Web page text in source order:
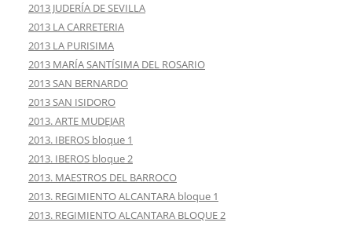
2013 JUDERÍA DE SEVILLA
2013 LA CARRETERIA
2013 LA PURISIMA
2013 MARÍA SANTÍSIMA DEL ROSARIO
2013 SAN BERNARDO
2013 SAN ISIDORO
2013. ARTE MUDEJAR
2013. IBEROS bloque 1
2013. IBEROS bloque 2
2013. MAESTROS DEL BARROCO
2013. REGIMIENTO ALCANTARA bloque 1
2013. REGIMIENTO ALCANTARA BLOQUE 2